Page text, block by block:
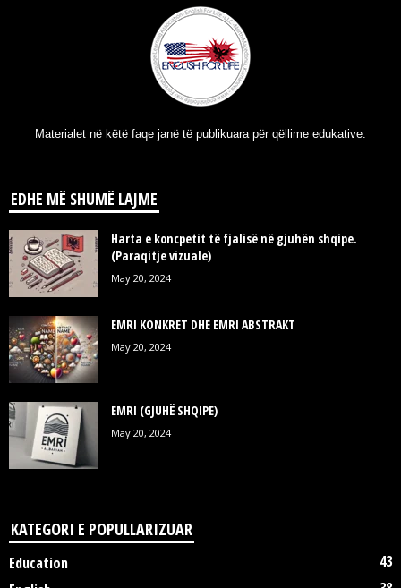
Materialet në këtë faqe janë të publikuara për qëllime edukative.
EDHE MË SHUMË LAJME
Harta e koncpetit të fjalisë në gjuhën shqipe.
(Paraqitje vizuale)
May 20, 2024
EMRI KONKRET DHE EMRI ABSTRAKT
May 20, 2024
EMRI (GJUHË SHQIPE)
May 20, 2024
KATEGORI E POPULLARIZUAR
Education
43